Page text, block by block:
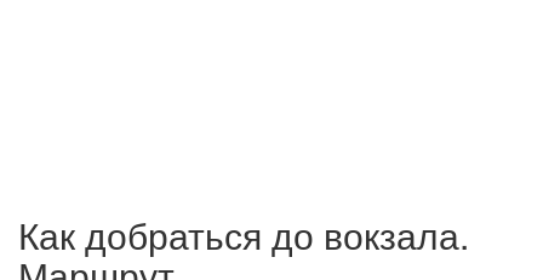
Как добраться до вокзала.